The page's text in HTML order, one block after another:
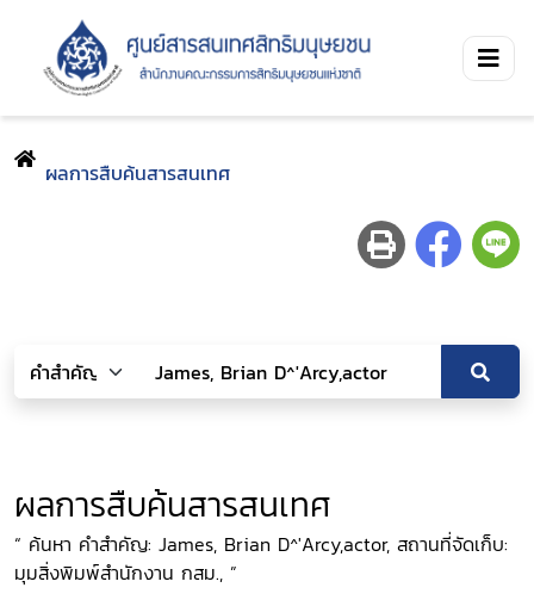
ผลการสืบค้นสารสนเทศ
ผลการสืบค้นสารสนเทศ
“ ค้นหา คำสำคัญ: James, Brian D^'Arcy,actor, สถานที่จัดเก็บ:
มุมสิ่งพิมพ์สำนักงาน กสม., ”